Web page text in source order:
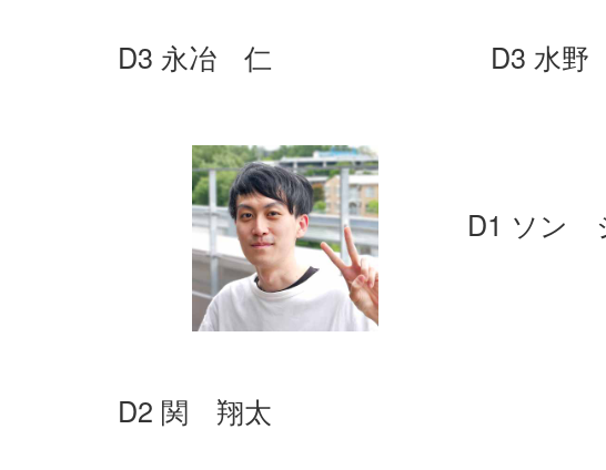
D3 永冶 仁 D3 水
D2 関 翔太
D1 ソン